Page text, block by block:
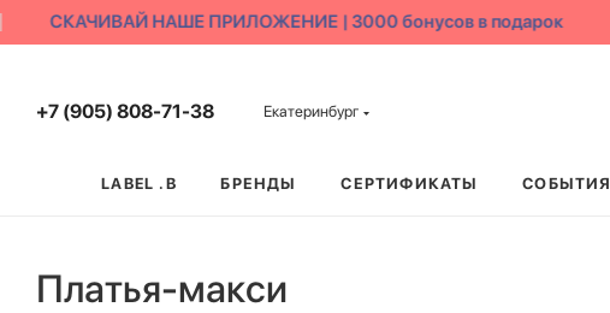
СКАЧИВАЙ НАШЕ ПРИЛОЖЕНИЕ | 3000 бонусов в подарок
+7 (905) 808-71-38 Екатеринбург
LABEL .B БРЕНДЫ СЕРТИФИКАТЫ СОБЫТИЯ
Платья-макси